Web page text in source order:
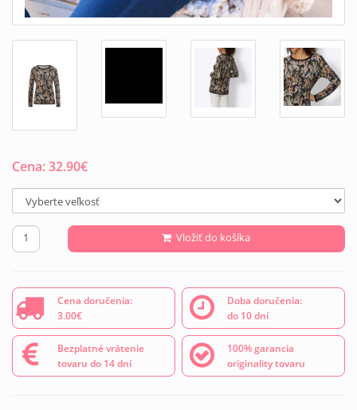
Cena:32.90€
Vložiť do košíka
Cena doručenia:
3.00€
Doba doručenia:
do 10 dní
Bezplatné vrátenie
tovaru do 14 dní
100% garancia
originality tovaru